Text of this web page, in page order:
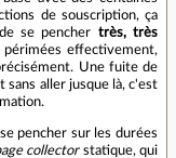
de souscription, ça
se pencher très, très
effectivement,
Une fuite de
aller jusque là, c'est
pencher sur les durées
collectorstatique, qui